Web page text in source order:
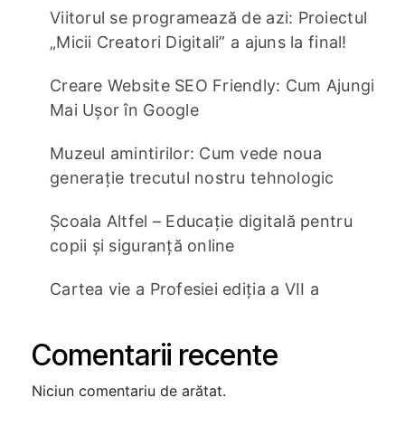
Viitorul se programează de azi: Proiectul
„Micii Creatori Digitali” a ajuns la final!
Creare Website SEO Friendly: Cum Ajungi
Mai Ușor în Google
Muzeul amintirilor: Cum vede noua
generație trecutul nostru tehnologic
Școala Altfel – Educație digitală pentru
copii și siguranță online
Cartea vie a Profesiei ediția a VII a
Comentarii recente
Niciun comentariu de arătat.